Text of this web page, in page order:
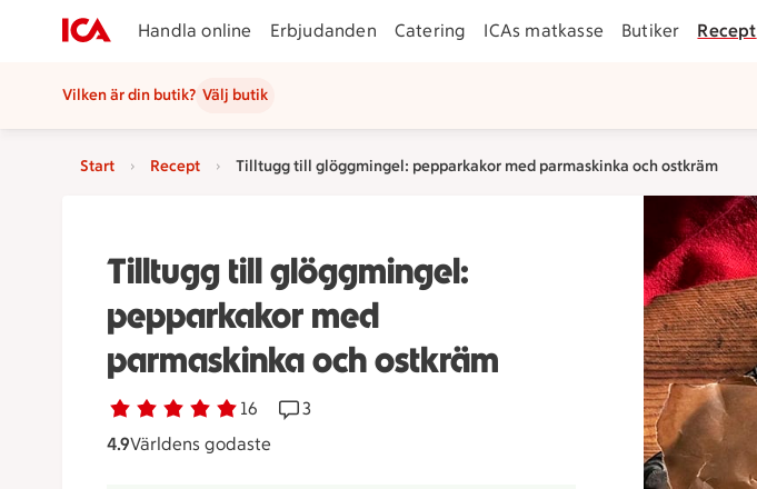
Handla online Erbjudanden Catering ICAs matkasse Butiker Recept
Vilken är din butik? Välj butik
Start Recept Tilltugg till glöggmingel: pepparkakor med parmaskinka och ostkräm
Tilltugg till glöggmingel:
pepparkakor med
parmaskinka och ostkräm
Betyg 4.9 av 5. 16
16 personer har röstatReceptet har 3 kommentarer
3
4.9Världens godaste